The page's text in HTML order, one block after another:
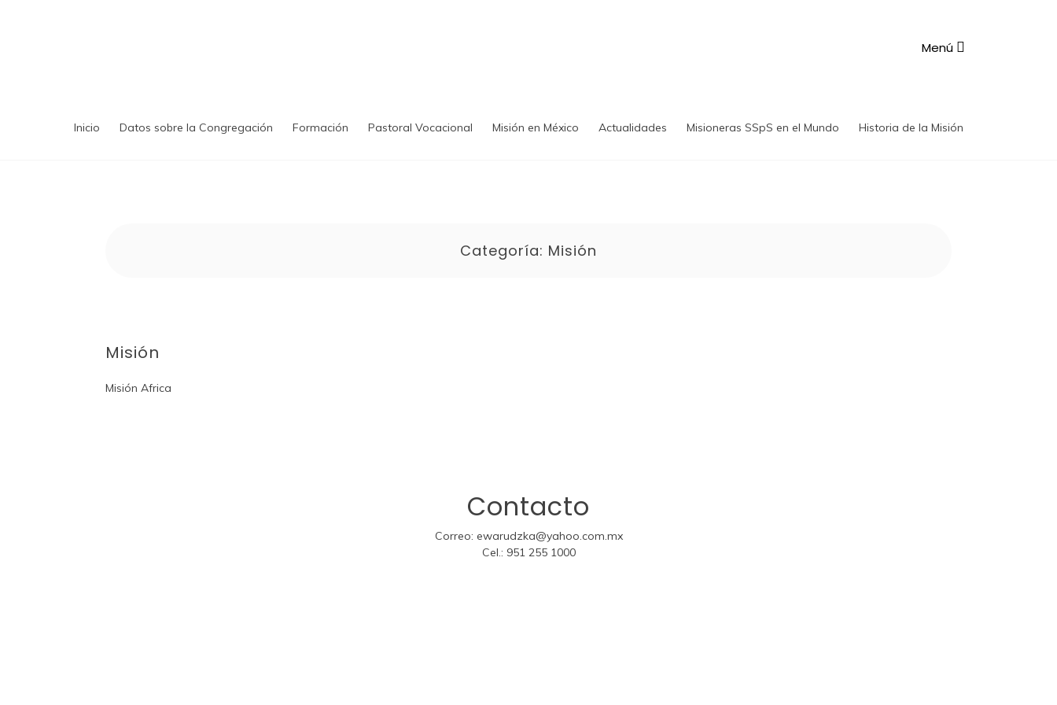
Menú
Inicio Datos sobre la Congregación Formación Pastoral Vocacional Misión en México Actualidades Misioneras SSpS en el Mundo Historia de la Misión
Categoría: Misión
Misión
Misión Africa
Contacto
Correo: ewarudzka@yahoo.com.mx
Cel.: 951 255 1000